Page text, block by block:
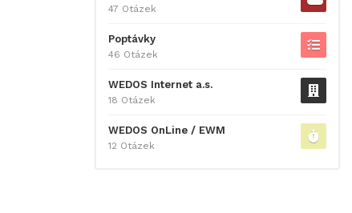
47 Otázek
Poptávky
46 Otázek
WEDOS Internet a.s.
18 Otázek
WEDOS OnLine / EWM
12 Otázek